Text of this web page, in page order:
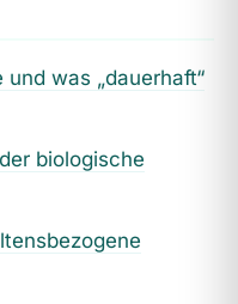
was „dauerhaft“
biologische